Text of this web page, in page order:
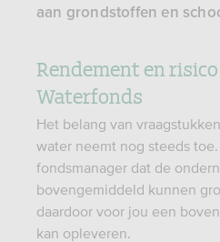
aan grondstoffen en
Rendement en
Waterfonds
Het belang van
water neemt nog steeds
fondsmanager dat de
bovengemiddeld kunnen
daardoor voor jou een
kan opleveren.